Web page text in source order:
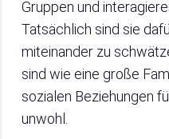
Gruppen und
Tatsächlich sind sie
miteinander zu
sind wie eine große
sozialen Beziehungen
unwohl.